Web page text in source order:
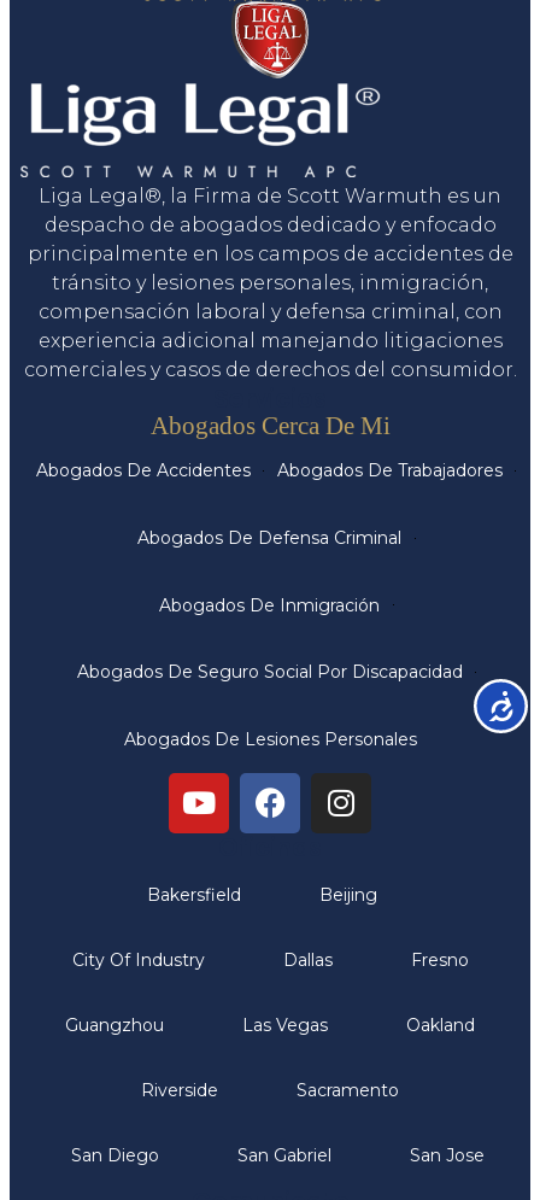
Liga Legal®, la Firma de Scott Warmuth es un
despacho de abogados dedicado y enfocado
principalmente en los campos de accidentes de
tránsito y lesiones personales, inmigración,
compensación laboral y defensa criminal, con
experiencia adicional manejando litigaciones
comerciales y casos de derechos del consumidor.
Abogados Cerca De Mi
Abogados De Accidentes Abogados De Trabajadores
Abogados De Defensa Criminal
Abogados De Inmigración
Abogados De Seguro Social Por Discapacidad
Abogados De Lesiones Personales
Bakersfield Beijing
City Of Industry Dallas Fresno
Guangzhou Las Vegas Oakland
Riverside Sacramento
San Diego San Gabriel San Jose